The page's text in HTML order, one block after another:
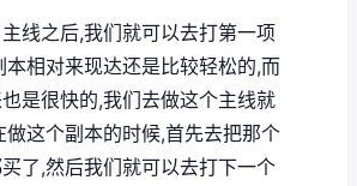
线之后,我们就可以去打第一项
本相对来现达还是比较轻松的,而
是很快的,我们去做这个主线就
做这个副本的时候,首先去把那个
了,然后我们就可以去打下一个